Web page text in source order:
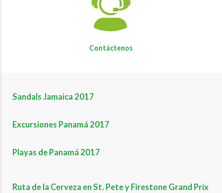
Contáctenos
Sandals Jamaica 2017
Excursiones Panamá 2017
Playas de Panamá 2017
Ruta de la Cerveza en St. Pete y Firestone Grand Prix